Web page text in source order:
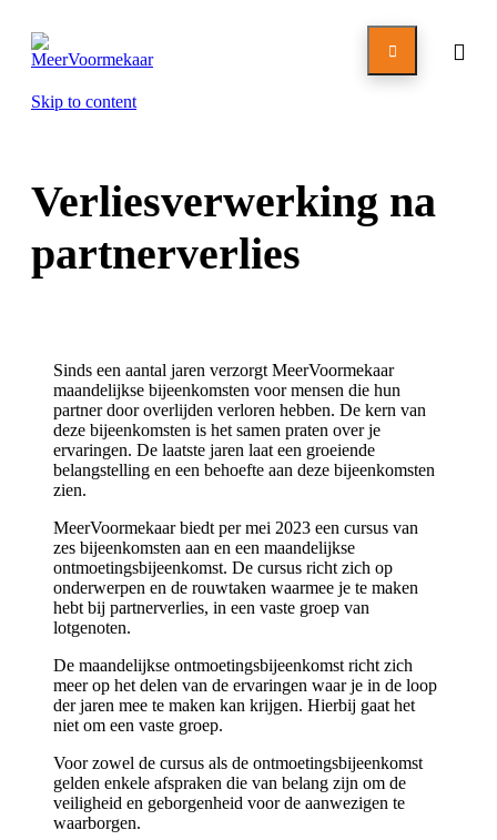

Skip to content
Verliesverwerking na
partnerverlies
Sinds een aantal jaren verzorgt MeerVoormekaar
maandelijkse bijeenkomsten voor mensen die hun
partner door overlijden verloren hebben. De kern van
deze bijeenkomsten is het samen praten over je
ervaringen. De laatste jaren laat een groeiende
belangstelling en een behoefte aan deze bijeenkomsten
zien.
MeerVoormekaar biedt per mei 2023 een cursus van
zes bijeenkomsten aan en een maandelijkse
ontmoetingsbijeenkomst. De cursus richt zich op
onderwerpen en de rouwtaken waarmee je te maken
hebt bij partnerverlies, in een vaste groep van
lotgenoten.
De maandelijkse ontmoetingsbijeenkomst richt zich
meer op het delen van de ervaringen waar je in de loop
der jaren mee te maken kan krijgen. Hierbij gaat het
niet om een vaste groep.
Voor zowel de cursus als de ontmoetingsbijeenkomst
gelden enkele afspraken die van belang zijn om de
veiligheid en geborgenheid voor de aanwezigen te
waarborgen.